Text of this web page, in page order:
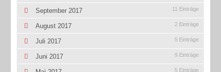
September 2017 11 Einträge
August 2017 2 Einträge
Juli 2017 5 Einträge
Juni 2017 9 Einträge
5 Einträge